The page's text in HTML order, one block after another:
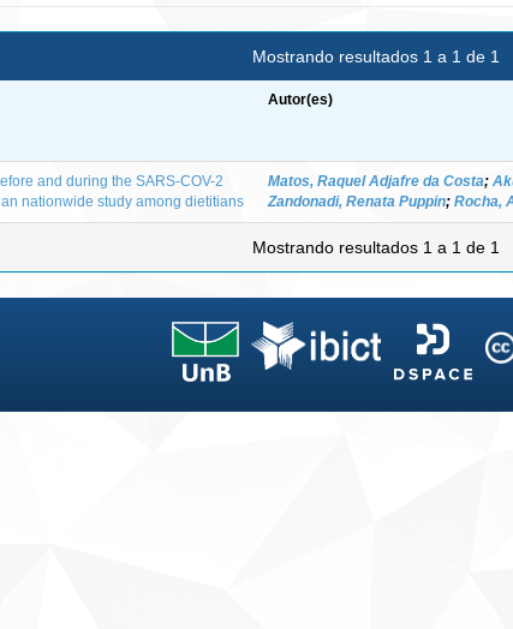
Mostrando resultados 1 a 1 de 1
Autor(es)
and during the SARS-COV-2
nationwide study among dietitians
Matos, Raquel Adjafre da Costa;
Zandonadi, Renata Puppin; Rocha,
Mostrando resultados 1 a 1 de 1